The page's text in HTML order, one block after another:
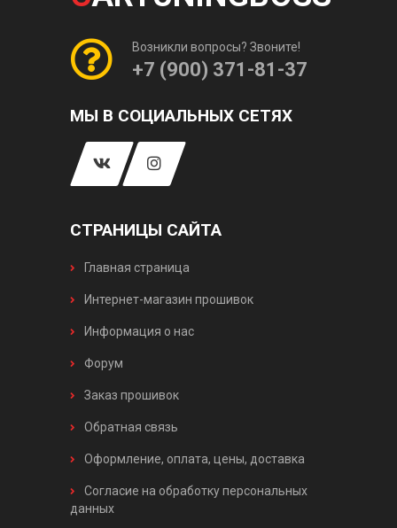
Возникли вопросы? Звоните!
+7 (900) 371-81-37
МЫ В СОЦИАЛЬНЫХ СЕТЯХ
СТРАНИЦЫ САЙТА
Главная страница
Интернет-магазин прошивок
Информация о нас
Форум
Заказ прошивок
Обратная связь
Оформление, оплата, цены, доставка
Согласие на обработку персональных
данных